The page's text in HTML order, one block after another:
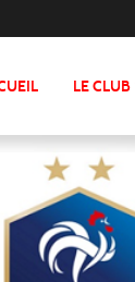
LE CLUB